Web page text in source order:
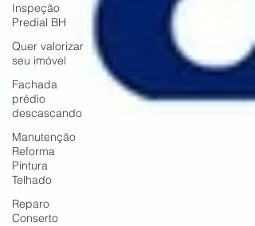
Inspeção
Predial BH
Quer valorizar
seu imóvel
Fachada
prédio
descascando
Manutenção
Reforma
Pintura
Telhado
Reparo
Conserto